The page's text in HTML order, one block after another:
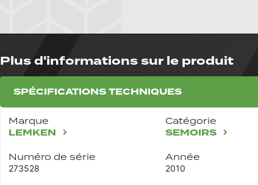
Plus d'informations sur le produit
SPÉCIFICATIONS TECHNIQUES
Marque
LEMKEN
Catégorie
SEMOIRS
Numéro de série
273528
Année
2010